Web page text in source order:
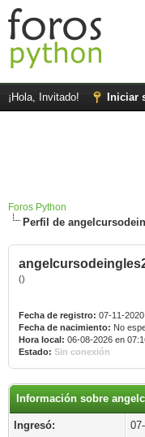
¡Hola, Invitado! Iniciar
Foros Python
Perfil de
()
Fecha de registro: 07-11-2020
Fecha de nacimiento: No
Hora local: 06-08-2026 en
Estado: Sin conexión
Información sobre
Ingresó: